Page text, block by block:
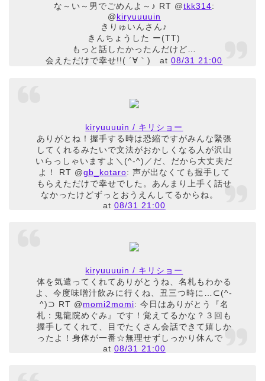
な～い～男でごめんよ～♪ RT @tkk314:
@kiryuuuuin
きりゅいんさん♪
きんちょうした ー(TT)
もっと話したかったんだけど…
会えただけで幸せ!!( ´∀｀)
at08/31 21:00
kiryuuuuin / キリショー
ありがとね！握手する時は恐縮ですがみんな緊張
してくれるみたいで文法がおかしくなる人が沢山
いらっしゃいますよ＼(^-^)／だ、だから大丈夫だ
よ！ RT @gb_kotaro: 声が出なくても握手して
もらえただけで幸せでした。あんまり上手く話せ
なかったけどずっとおうえんしてるからね。
at 08/31 21:00
kiryuuuuin / キリショー
体を気遣ってくれてありがとうね、名札もわかる
よ、今度味噌汁飲みに行くね、丑三つ時に…⊂(^-
^)⊃ RT @momi2momi: 今日はありがとう『名
札：鬼龍院めぐみ』です！覚えてるかな？３回も
握手してくれて、目でたくさん会話できて嬉しか
ったよ！身体が一番☆無理せずしっかり休んで
at 08/31 21:00